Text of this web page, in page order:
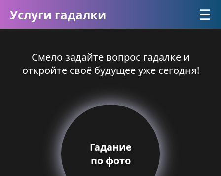
Услуги гадалки ☰
Смело задайте вопрос гадалке и
откройте своё будущее уже сегодня!
Гадание
по фото